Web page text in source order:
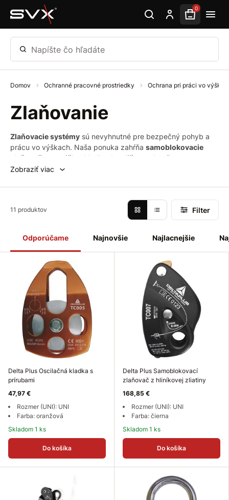
Preskočiť na hlavný obsah 0
Napíšte čo hľadáte
Domov Ochranné pracovné prostriedky Ochrana pri práci vo
Zlaňovanie
Zlaňovacie systémy sú nevyhnutné pre bezpečný pohyb a
prácu vo výškach. Naša ponuka zahŕňa samoblokovacie
zlaňovače
osmičky kladky brzdiče
rukoväte na
vzostupovanie, ktoré spĺňajú prísne bezpečnostné
zabezpečilispoľahlivú kontrolu zostupuaefektívne
pri práci vo výškach.​
Zobraziť viac
Odporúčame Najnovšie Najlacnejšie
11 produktov Filter
Delta Plus Oscilačná kladka s
prírubami
47,97 €
Rozmer (UNI): UNI
Farba: oranžová
Skladom 1 ks
Do košíka
Delta Plus Samoblokovací
zlaňovač z hliníkovej zliatiny
168,85 €
Rozmer (UNI): UNI
Farba: čierna
Skladom 1 ks
Do košíka